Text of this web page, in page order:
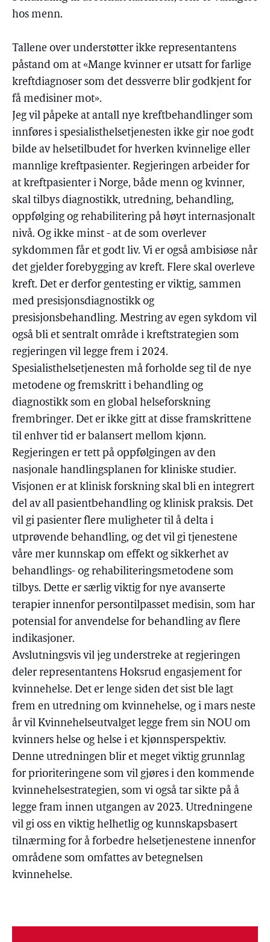
hos menn.
Tallene over understøtter ikke representantens
påstand om at «Mange kvinner er utsatt for farlige
kreftdiagnoser som det dessverre blir godkjent for
få medisiner mot».
Jeg vil påpeke at antall nye kreftbehandlinger som
innføres i spesialisthelsetjenesten ikke gir noe godt
bilde av helsetilbudet for hverken kvinnelige eller
mannlige kreftpasienter. Regjeringen arbeider for
at kreftpasienter i Norge, både menn og kvinner,
skal tilbys diagnostikk, utredning, behandling,
oppfølging og rehabilitering på høyt internasjonalt
nivå. Og ikke minst - at de som overlever
sykdommen får et godt liv. Vi er også ambisiøse når
det gjelder forebygging av kreft. Flere skal overleve
kreft. Det er derfor gentesting er viktig, sammen
med presisjonsdiagnostikk og
presisjonsbehandling. Mestring av egen sykdom vil
også bli et sentralt område i kreftstrategien som
regjeringen vil legge frem i 2024.
Spesialisthelsetjenesten må forholde seg til de nye
metodene og fremskritt i behandling og
diagnostikk som en global helseforskning
frembringer. Det er ikke gitt at disse framskrittene
til enhver tid er balansert mellom kjønn.
Regjeringen er tett på oppfølgingen av den
nasjonale handlingsplanen for kliniske studier.
Visjonen er at klinisk forskning skal bli en integrert
del av all pasientbehandling og klinisk praksis. Det
vil gi pasienter flere muligheter til å delta i
utprøvende behandling, og det vil gi tjenestene
våre mer kunnskap om effekt og sikkerhet av
behandlings- og rehabiliteringsmetodene som
tilbys. Dette er særlig viktig for nye avanserte
terapier innenfor persontilpasset medisin, som har
potensial for anvendelse for behandling av flere
indikasjoner.
Avslutningsvis vil jeg understreke at regjeringen
deler representantens Hoksrud engasjement for
kvinnehelse. Det er lenge siden det sist ble lagt
frem en utredning om kvinnehelse, og i mars neste
år vil Kvinnehelseutvalget legge frem sin NOU om
kvinners helse og helse i et kjønnsperspektiv.
Denne utredningen blir et meget viktig grunnlag
for prioriteringene som vil gjøres i den kommende
kvinnehelsestrategien, som vi også tar sikte på å
legge fram innen utgangen av 2023. Utredningene
vil gi oss en viktig helhetlig og kunnskapsbasert
tilnærming for å forbedre helsetjenestene innenfor
områdene som omfattes av betegnelsen
kvinnehelse.